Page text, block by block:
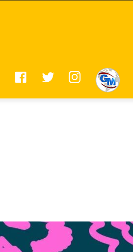
A
O
K
W
R
I
N
R
G
M